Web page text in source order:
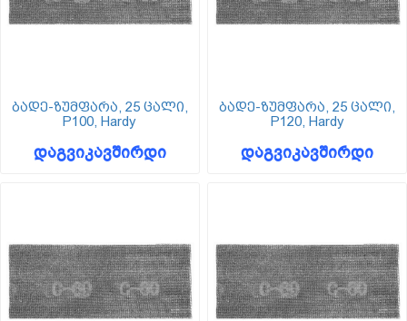
ბადე-ზუმფარა, 25 ცალი,
P100, Hardy
დაგვიკავშირდი
ბადე-ზუმფარა, 25 ცალი,
P120, Hardy
დაგვიკავშირდი